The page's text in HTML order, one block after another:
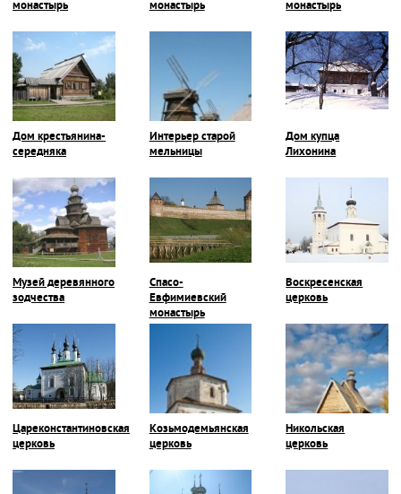
монастырь
монастырь
монастырь
Дом крестьянина-
середняка
Интерьер старой
мельницы
Дом купца
Лихонина
Музей деревянного
зодчества
Спасо-
Евфимиевский
монастырь
Воскресенская
церковь
Цареконстантиновская
церковь
Козьмодемьянская
церковь
Никольская
церковь